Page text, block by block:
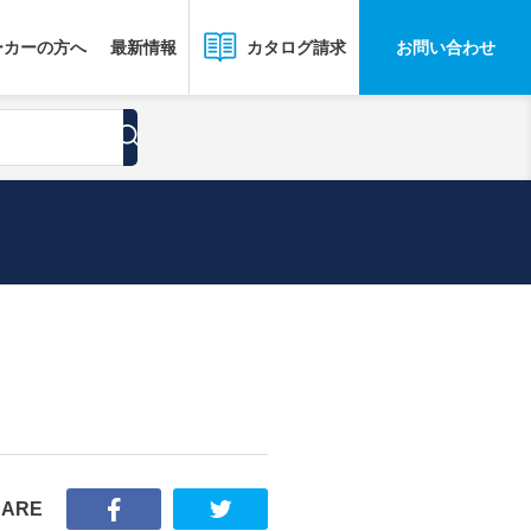
ーの方へ 最新情報 カタログ請求 お問い合わせ